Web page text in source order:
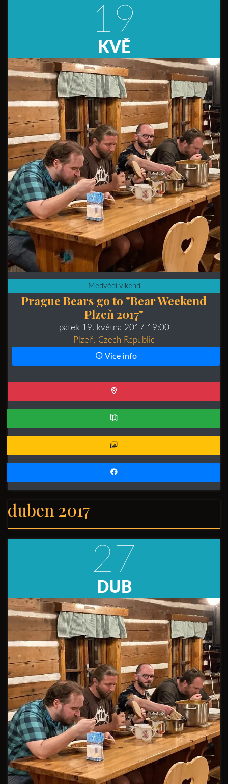
19
KVĚ
Medvědí víkend
Prague Bears go to "Bear Weekend
Plzeň 2017"
pátek 19. května 2017 19:00
Plzeň, Czech Republic
Více info
duben 2017
27
DUB